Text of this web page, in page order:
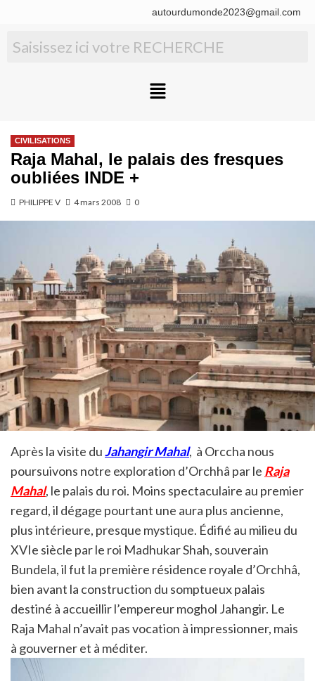
autourdumonde2023@gmail.com
CIVILISATIONS
Raja Mahal, le palais des fresques
oubliées INDE +
PHILIPPE V 4 mars 2008 0
Après la visite duJahangir Mahal, à Orccha nous
poursuivons notre exploration d’Orchhâ par le Raja
Mahal, le palais du roi. Moins spectaculaire au premier
regard, il dégage pourtant une aura plus ancienne,
plus intérieure, presque mystique. Édifié au milieu du
XVIe siècle par le roi Madhukar Shah, souverain
Bundela, il fut la première résidence royale d’Orchhâ,
bien avant la construction du somptueux palais
destiné à accueillir l’empereur moghol Jahangir. Le
Raja Mahal n’avait pas vocation à impressionner, mais
à gouverner et à méditer.